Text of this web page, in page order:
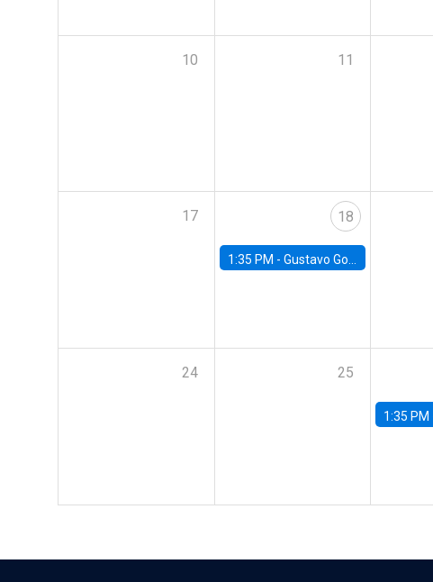
10 11
17 18
1:35 PM - Gustavo González, Banco Central de Chile
24 25
1:35 PM